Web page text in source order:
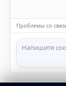
насилию.
ℹ️ Модераторы
сообщения и
нарушении
Проблемы со